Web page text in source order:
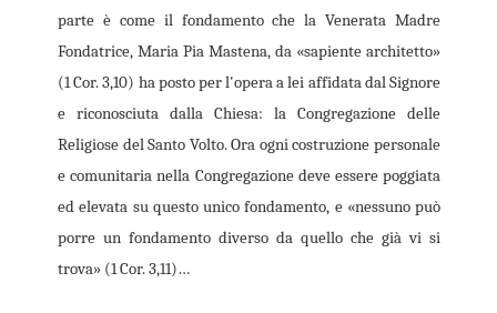
parte è come il fondamento che la Venerata Madre
Fondatrice, Maria Pia Mastena, da «sapiente architetto»
(1 Cor. 3,10) ha posto per l'opera a lei affidata dal Signore
e riconosciuta dalla Chiesa: la Congregazione delle
Religiose del Santo Volto. Ora ogni costruzione personale
e comunitaria nella Con­gregazione deve essere poggiata
ed elevata su questo unico fondamento, e «nessuno può
por­re un fondamento diverso da quello che già vi si
trova» (1 Cor. 3,11)…